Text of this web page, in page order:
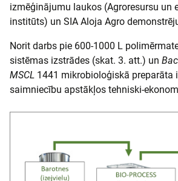
izmēģinājumu laukos (Agroresursu un
institūts) un SIA Aloja Agro
Norit darbs pie 600-1000 L
sistēmas izstrādes (skat. 3. att.) un
MSCL 1441 mikrobioloģiskā preparāta
saimniecību apstākļos tehniski-